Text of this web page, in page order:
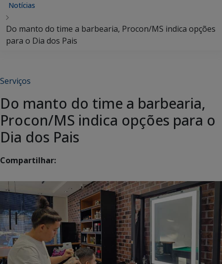
Notícias
Do manto do time a barbearia, Procon/MS indica opções
para o Dia dos Pais
Serviços
Do manto do time a barbearia,
Procon/MS indica opções para o
Dia dos Pais
Compartilhar: